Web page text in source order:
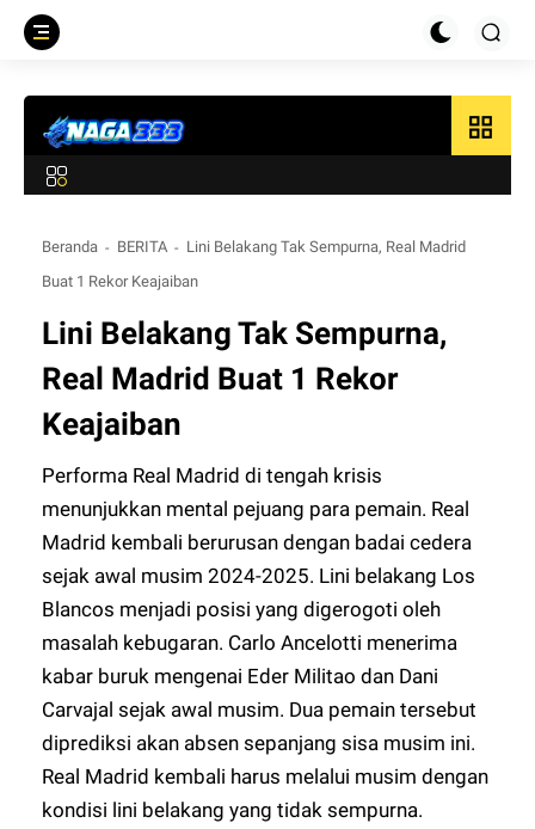
grid_view
Beranda BERITA
Lini Belakang Tak Sempurna, Real Madrid
Buat 1 Rekor Keajaiban
Lini Belakang Tak Sempurna,
Real Madrid Buat 1 Rekor
Keajaiban
Performa Real Madrid di tengah krisis
menunjukkan mental pejuang para pemain. Real
Madrid kembali berurusan dengan badai cedera
sejak awal musim 2024-2025. Lini belakang Los
Blancos menjadi posisi yang digerogoti oleh
masalah kebugaran. Carlo Ancelotti menerima
kabar buruk mengenai Eder Militao dan Dani
Carvajal sejak awal musim. Dua pemain tersebut
diprediksi akan absen sepanjang sisa musim ini.
Real Madrid kembali harus melalui musim dengan
kondisi lini belakang yang tidak sempurna.